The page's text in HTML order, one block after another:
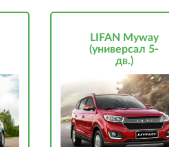
LIFAN Myway
(универсал 5-
дв.)